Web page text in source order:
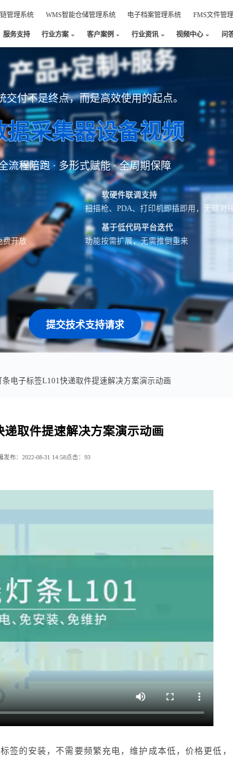
管理系统 WMS智能仓储管理系统 电子档案管理系统 FMS文件管
服务支持 行业方案 客户案例 行业资讯 视频中心 问
交付不是终点，而是高效使用的起点。
据采集器设备视频
流程陪跑 · 多形式赋能 · 全周期保障
软硬件联调支持
扫描枪、PDA、打印机即插即用，无缝对
费开放
基于低代码平台迭代
功能按需扩展，无需推倒重来
提交技术支持请求
条电子标签L101快递取件提速解决方案演示动画
取件提速解决方案演示动画
发布：2022-08-31 14:58点击： 93
签的安装，不需要频繁充电，维护成本低，价格更低，